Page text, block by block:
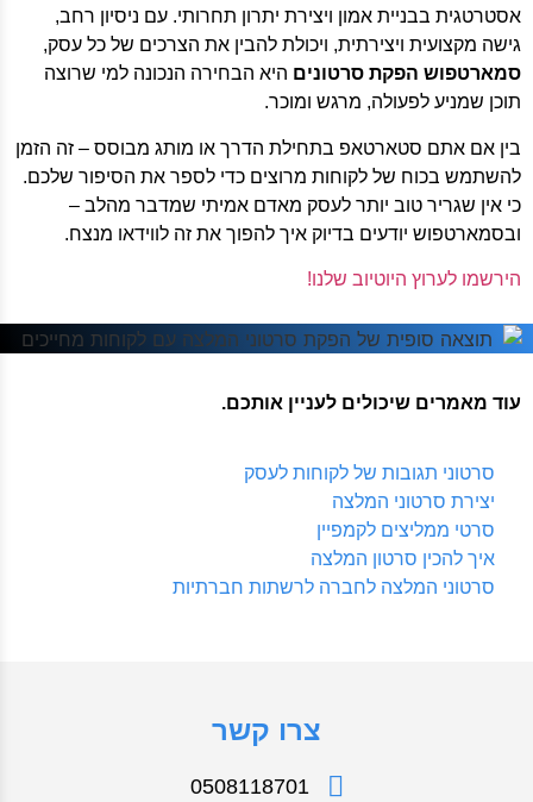
אסטרטגית בבניית אמון ויצירת יתרון תחרותי. עם ניסיון רחב,
גישה מקצועית ויצירתית, ויכולת להבין את הצרכים של כל עסק,
סמארטפוש הפקת סרטונים היא הבחירה הנכונה למי שרוצה
תוכן שמניע לפעולה, מרגש ומוכר.
בין אם אתם סטארטאפ בתחילת הדרך או מותג מבוסס – זה הזמן
להשתמש בכוח של לקוחות מרוצים כדי לספר את הסיפור שלכם.
כי אין שגריר טוב יותר לעסק מאדם אמיתי שמדבר מהלב –
ובסמארטפוש יודעים בדיוק איך להפוך את זה לווידאו מנצח.
הירשמו לערוץ היוטיוב שלנו!
עוד מאמרים שיכולים לעניין אותכם.
סרטוני תגובות של לקוחות לעסק
יצירת סרטוני המלצה
סרטי ממליצים לקמפיין
איך להכין סרטון המלצה
סרטוני המלצה לחברה לרשתות חברתיות
צרו קשר
0508118701